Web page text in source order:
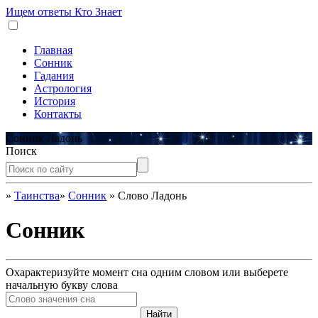
Ищем ответы Кто Знает
Главная
Сонник
Гадания
Астрология
История
Контакты
Сонник Ладонь
Поиск
» Таинства» Сонник » Слово Ладонь
Сонник
Охарактеризуйте момент сна одним словом или выберете
начальную букву слова